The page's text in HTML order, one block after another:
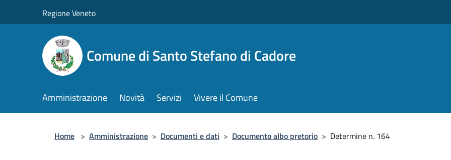
Regione Veneto
Comune di Santo Stefano di Cadore
Amministrazione Novità Servizi Vivere il Comune
Home > Amministrazione > Documenti e dati > Documento albo pretorio > Determine n. 164